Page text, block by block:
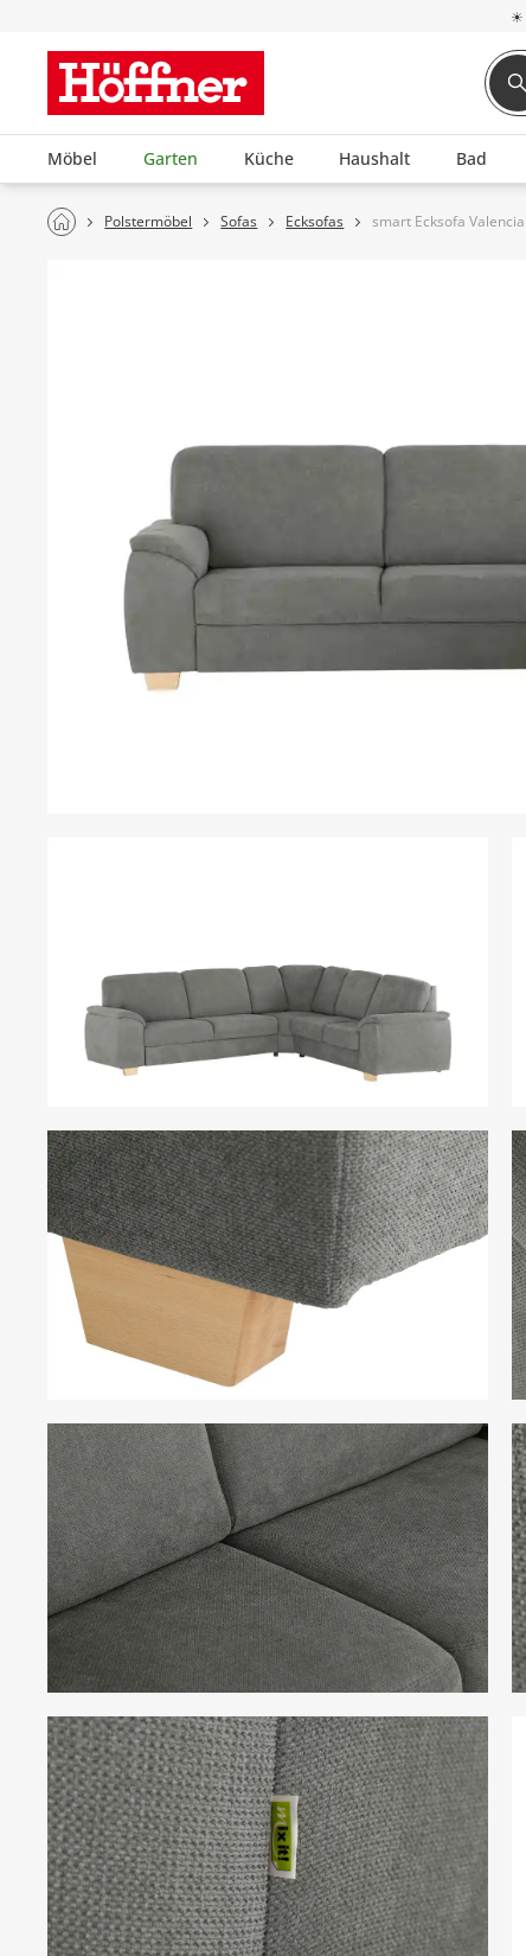
☀
Möbel Garten Küche Haushalt Bad
Polstermöbel Sofas Ecksofas smart Ecksofa Valencia